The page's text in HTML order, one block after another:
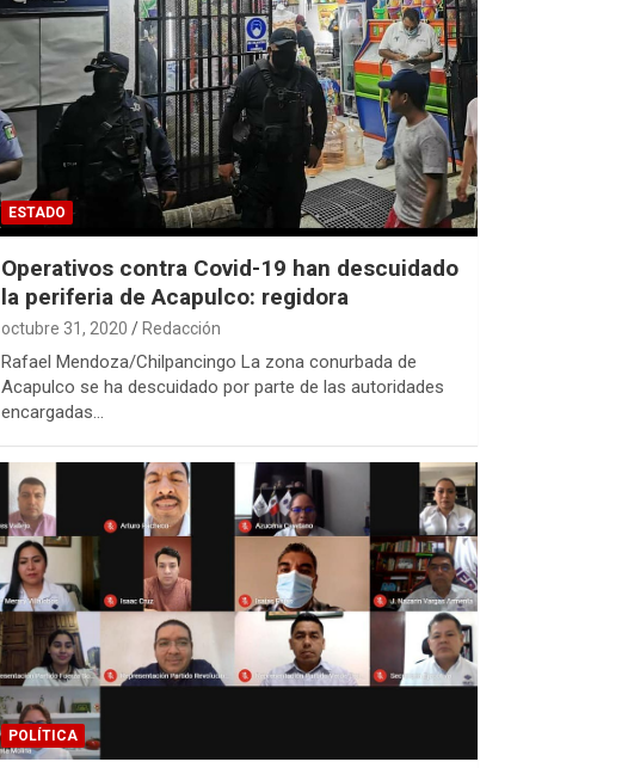
ESTADO
Operativos contra Covid-19 han descuidado
la periferia de Acapulco: regidora
octubre 31, 2020 Redacción
Rafael Mendoza/Chilpancingo La zona conurbada de
Acapulco se ha descuidado por parte de las autoridades
encargadas…
POLÍTICA